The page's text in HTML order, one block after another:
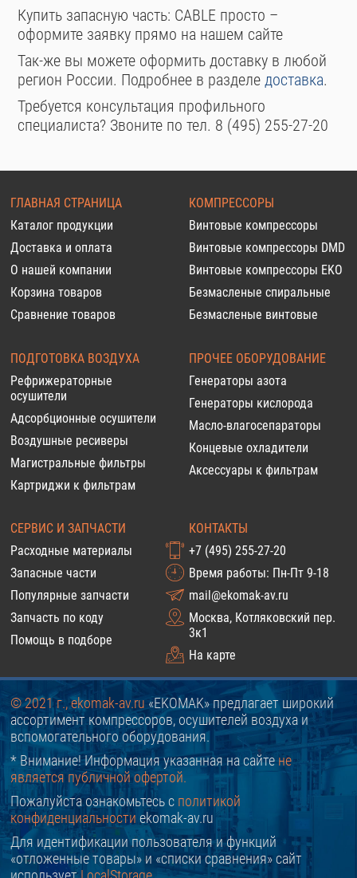
Купить запасную часть: CABLE просто –
оформите заявку прямо на нашем сайте
Так-же вы можете оформить доставку в любой
регион России. Подробнее в разделедоставка.
Требуется консультация профильного
специалиста? Звоните по тел. 8 (495) 255-27-20
ГЛАВНАЯ СТРАНИЦА
Каталог продукции
Доставка и оплата
О нашей компании
Корзина товаров
Сравнение товаров
КОМПРЕССОРЫ
Винтовые компрессоры
Винтовые компрессоры DMD
Винтовые компрессоры EKO
Безмасленые спиральные
Безмасленые винтовые
ПОДГОТОВКА ВОЗДУХА
Рефрижераторные
осушители
Адсорбционные осушители
Воздушные ресиверы
Магистральные фильтры
Картриджи к фильтрам
ПРОЧЕЕ ОБОРУДОВАНИЕ
Генераторы азота
Генераторы кислорода
Масло-влагосепараторы
Концевые охладители
Аксессуары к фильтрам
СЕРВИС И ЗАПЧАСТИ
Расходные материалы
Запасные части
Популярные запчасти
Запчасть по коду
Помощь в подборе
КОНТАКТЫ
+7 (495) 255-27-20
Время работы: Пн-Пт 9-18
mail@ekomak-av.ru
Москва, Котляковский пер.
3к1
На карте
© 2021 г., ekomak-av.ru «EKOMAK» предлагает широкий
ассортимент компрессоров, осушителей воздуха и
вспомогательного оборудования.
* Внимание! Информация указанная на сайтене
является публичной офертой.
Пожалуйста ознакомьтесь с политикой
конфиденциальности ekomak-av.ru
Для идентификации пользователя и функций
«отложенные товары» и «списки сравнения» сайт